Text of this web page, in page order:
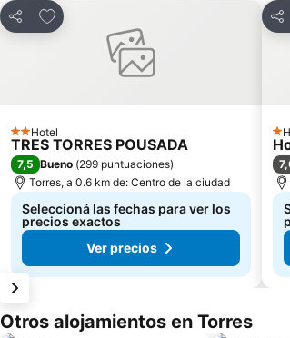
Compartir
Añadir a favoritos
2 Estrellas
Hotel
TRES TORRES POUSADA
7,5 Bueno (299 puntuaciones)
Torres, a 0.6 km de: Centro de la ciudad
Seleccioná las fechas para ver los
precios exactos
Ver precios
1
Otros alojamientos en Torres